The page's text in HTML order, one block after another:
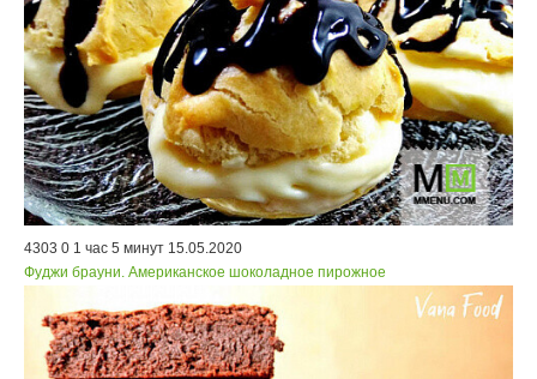
4303 0 1 час 5 минут 15.05.2020
Фуджи брауни. Американское шоколадное пирожное